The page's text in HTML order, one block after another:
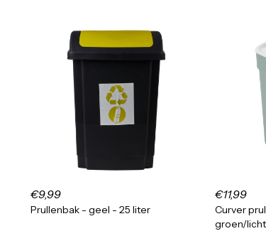
€9,99
Prullenbak - geel - 25 liter
€11,99
Curver
groen/